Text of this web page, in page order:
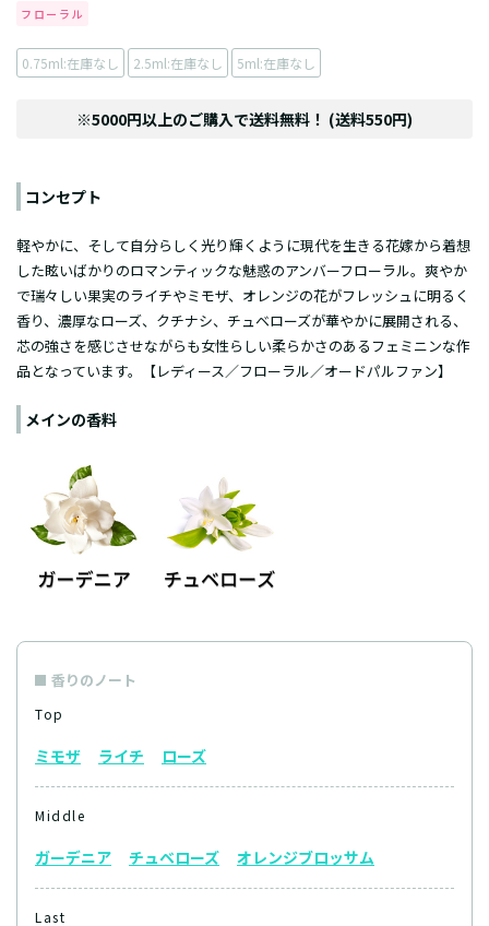
フローラル
0.75ml:在庫なし 2.5ml:在庫なし 5ml:在庫なし
※5000円以上のご購入で送料無料！ (送料550円)
コンセプト
軽やかに、そして自分らしく光り輝くように現代を生きる花嫁から着想
した眩いばかりのロマンティックな魅惑のアンバーフローラル。爽やか
で瑞々しい果実のライチやミモザ、オレンジの花がフレッシュに明るく
香り、濃厚なローズ、クチナシ、チュベローズが華やかに展開される、
芯の強さを感じさせながらも女性らしい柔らかさのあるフェミニンな作
品となっています。【レディース／フローラル／オードパルファン】
メインの香料
香りのノート
Top
ミモザ ライチ ローズ
Middle
ガーデニア チュベローズ オレンジブロッサム
Last